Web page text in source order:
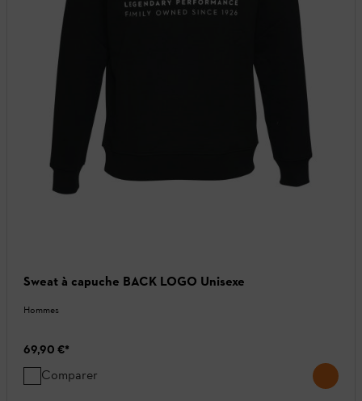
Sweat à capuche BACK LOGO Unisexe
Hommes
69,90 €*
Comparer